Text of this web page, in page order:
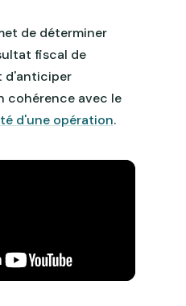
de déterminer
fiscal de
d'anticiper
cohérence avec le
d'une opération.